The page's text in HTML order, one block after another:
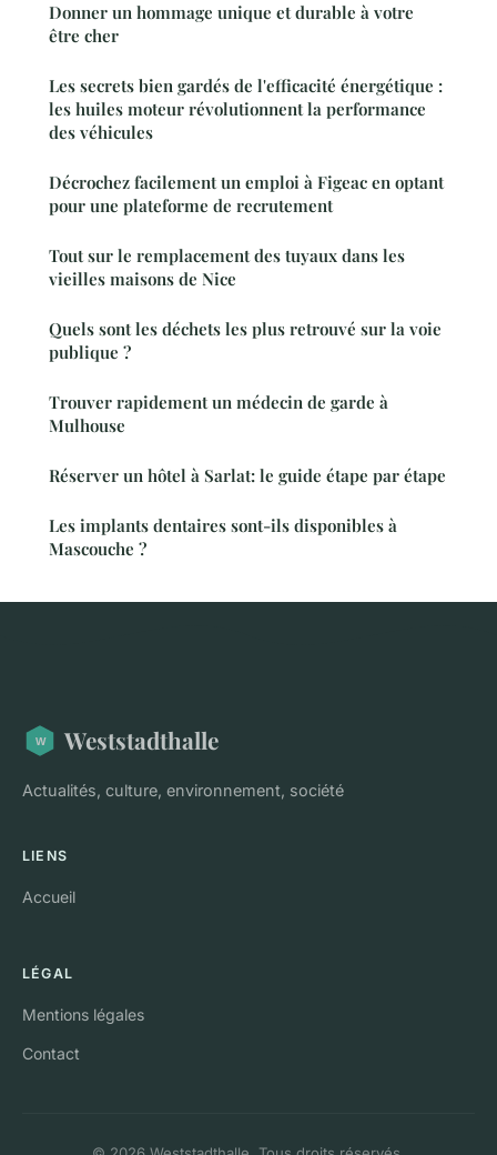
Donner un hommage unique et durable à votre
être cher
Les secrets bien gardés de l'efficacité énergétique :
les huiles moteur révolutionnent la performance
des véhicules
Décrochez facilement un emploi à Figeac en optant
pour une plateforme de recrutement
Tout sur le remplacement des tuyaux dans les
vieilles maisons de Nice
Quels sont les déchets les plus retrouvé sur la voie
publique ?
Trouver rapidement un médecin de garde à
Mulhouse
Réserver un hôtel à Sarlat: le guide étape par étape
Les implants dentaires sont-ils disponibles à
Mascouche ?
Weststadthalle
Actualités, culture, environnement, société
LIENS
Accueil
LÉGAL
Mentions légales
Contact